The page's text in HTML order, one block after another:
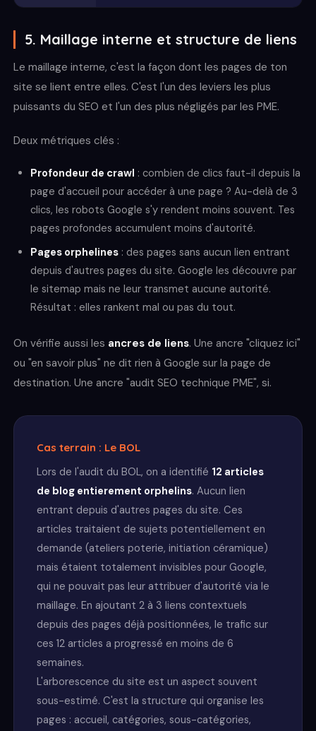
5. Maillage interne et structure de liens
Le maillage interne, c'est la façon dont les pages de ton
site se lient entre elles. C'est l'un des leviers les plus
puissants du SEO et l'un des plus négligés par les PME.
Deux métriques clés :
Profondeur de crawl : combien de clics faut-il depuis la
page d'accueil pour accéder à une page ? Au-delà de 3
clics, les robots Google s'y rendent moins souvent. Tes
pages profondes accumulent moins d'autorité.
Pages orphelines : des pages sans aucun lien entrant
depuis d'autres pages du site. Google les découvre par
le sitemap mais ne leur transmet aucune autorité.
Résultat : elles rankent mal ou pas du tout.
On vérifie aussi les ancres de liens. Une ancre "cliquez ici"
ou "en savoir plus" ne dit rien à Google sur la page de
destination. Une ancre "audit SEO technique PME", si.
Cas terrain : Le BOL
Lors de l'audit du BOL, on a identifié 12 articles
de blog entierement orphelins. Aucun lien
entrant depuis d'autres pages du site. Ces
articles traitaient de sujets potentiellement en
demande (ateliers poterie, initiation céramique)
mais étaient totalement invisibles pour Google,
qui ne pouvait pas leur attribuer d'autorité via le
maillage. En ajoutant 2 à 3 liens contextuels
depuis des pages déjà positionnées, le trafic sur
ces 12 articles a progressé en moins de 6
semaines.
L'arborescence du site est un aspect souvent
sous-estimé. C'est la structure qui organise les
pages : accueil, catégories, sous-catégories,